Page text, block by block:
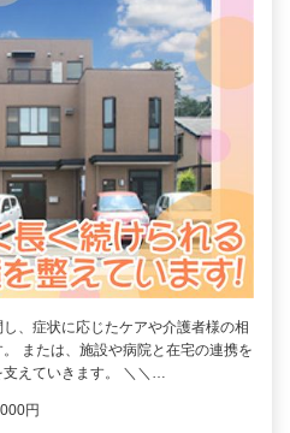
、症状に応じたケアや介護者様の相
または、施設や病院と在宅の連携を
支えていきます。 ＼＼…
円